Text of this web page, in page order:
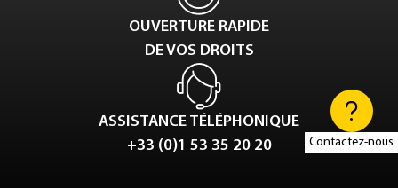
Contactez-nous
OUVERTURE RAPIDE
DE VOS DROITS
ASSISTANCE TÉLÉPHONIQUE
+33 (0)1 53 35 20 20